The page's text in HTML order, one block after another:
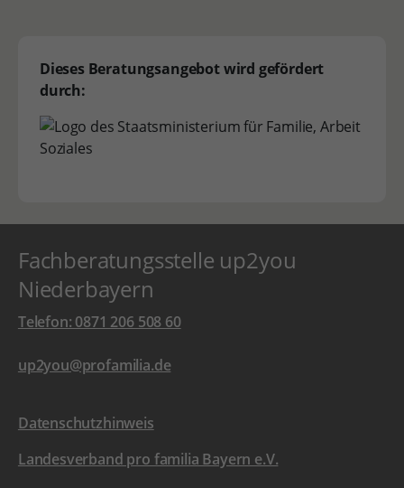
Dieses Beratungsangebot wird gefördert
durch:
Fachberatungsstelle up2you
Niederbayern
Telefon: 0871 206 508 60
up2you@profamilia.de
Datenschutzhinweis
Landesverband pro familia Bayern e.V.